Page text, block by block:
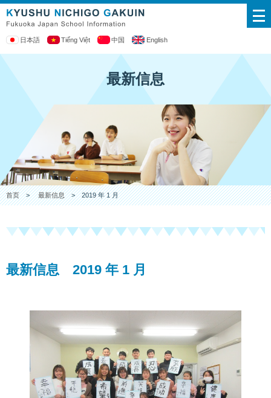
日本語 Tiếng Việt 中国 English
最新信息
首页>最新信息> 2019 年 1 月
最新信息 2019 年 1 月